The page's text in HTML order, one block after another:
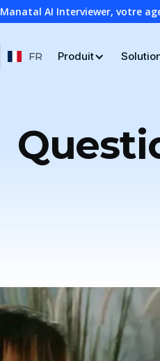
Manatal AI Interviewer, votre
FR Produit